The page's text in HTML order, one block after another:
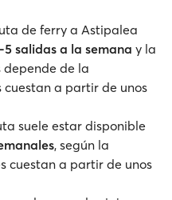
de ferry a Astipalea
5 salidas a la semana y la
depende de la
a partir de unos
suele estar disponible
, según la
cuestan a partir de unos